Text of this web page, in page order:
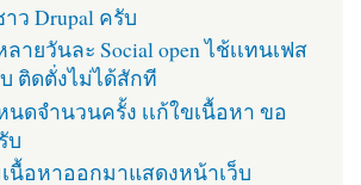
ว Drupal ครับ
ายวันละ Social open ไช้เเทนเฟส
ติดตั่งไม่ได้สักที
ดจำนวนครั้ง เเก้ใขเนื้อหา ขอ
บ
นื้อหาออกมาแสดงหน้าเว็บ